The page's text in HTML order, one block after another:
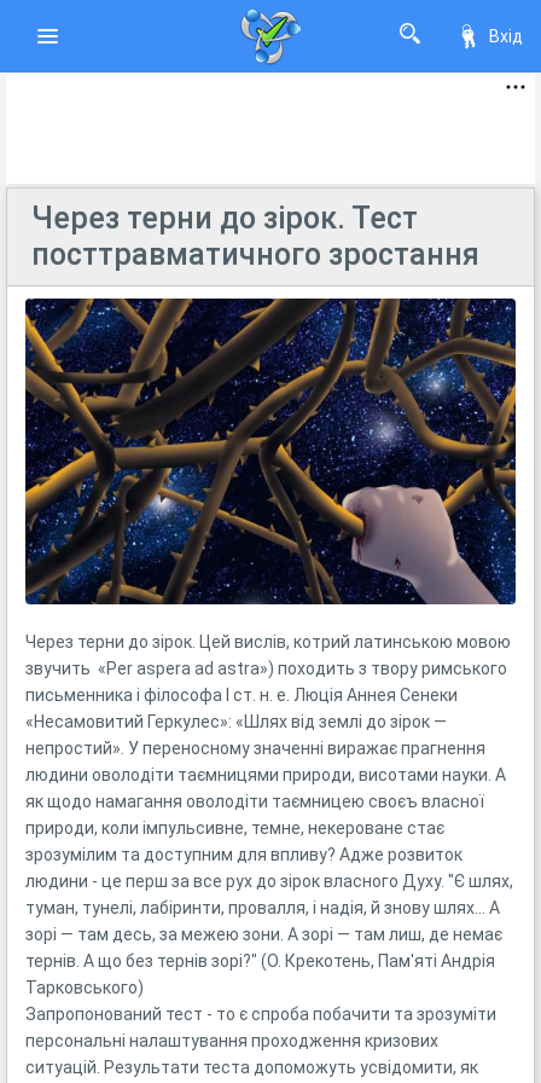
Вхід
Через терни до зірок. Тест
посттравматичного зростання
Через терни до зірок. Цей вислів, котрий латинською мовою
звучить «Per aspera ad astra») походить з твору римського
письменника і філософа І ст. н. е. Люція Аннея Сенеки
«Несамовитий Геркулес»: «Шлях від землі до зірок —
непростий». У переносному значенні виражає прагнення
людини оволодіти таємницями природи, висотами науки. А
як щодо намагання оволодіти таємницею своєъ власної
природи, коли імпульсивне, темне, некероване стає
зрозумілим та доступним для впливу? Адже розвиток
людини - це перш за все рух до зірок власного Духу. "Є шлях,
туман, тунелі, лабіринти, провалля, і надія, й знову шлях… А
зорі — там десь, за межею зони. А зорі — там лиш, де немає
тернів. А що без тернів зорі?" (О. Крекотень, Пам'яті Андрія
Тарковського)
Запропонований тест - то є спроба побачити та зрозуміти
персональні налаштування проходження кризових
ситуацій. Результати теста допоможуть усвідомити, як